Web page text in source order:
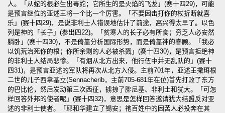
人。「从蛇的根必生出毒蛇；它所生的是火焰的飞龙」(赛十四29)，可能
是预言继位的亚述王将一个比一个厉害。「不要因击打你的杖折断就喜
乐」(赛十四29)，是说非利士人错误地估计了前途，高兴得太早了。以色
列是神的「长子」(参出四22)。「贫寒人的长子必有所食；穷乏人必安然
躺卧」(赛十四30)，不是倚靠分析国际形势，而是倚靠神的眷顾。「我必
以饥荒治死你的根；你所余剩的人必被杀戮」(赛十四30)，是预言拒绝神
的非利士人结局悲惨。「有烟从北方出来，他行伍中并无乱队的」(赛十
四31)，是预言亚述的军队将再次从北方入侵。主前701年，亚述王撒珥根
二世的儿子西拿基立(Sennacherib，主前705-681年在位)首先打败了东方
的巴比伦，然后发动第三次西征，掳掠了腓尼基、非利士和犹大。「可怎
样回答外邦的使者呢」(赛十四32)，意思是怎样回答邀请犹大结盟反对亚
述的非利士使者。「耶和华建立了锡安；祂百姓中的困苦人必投奔在其